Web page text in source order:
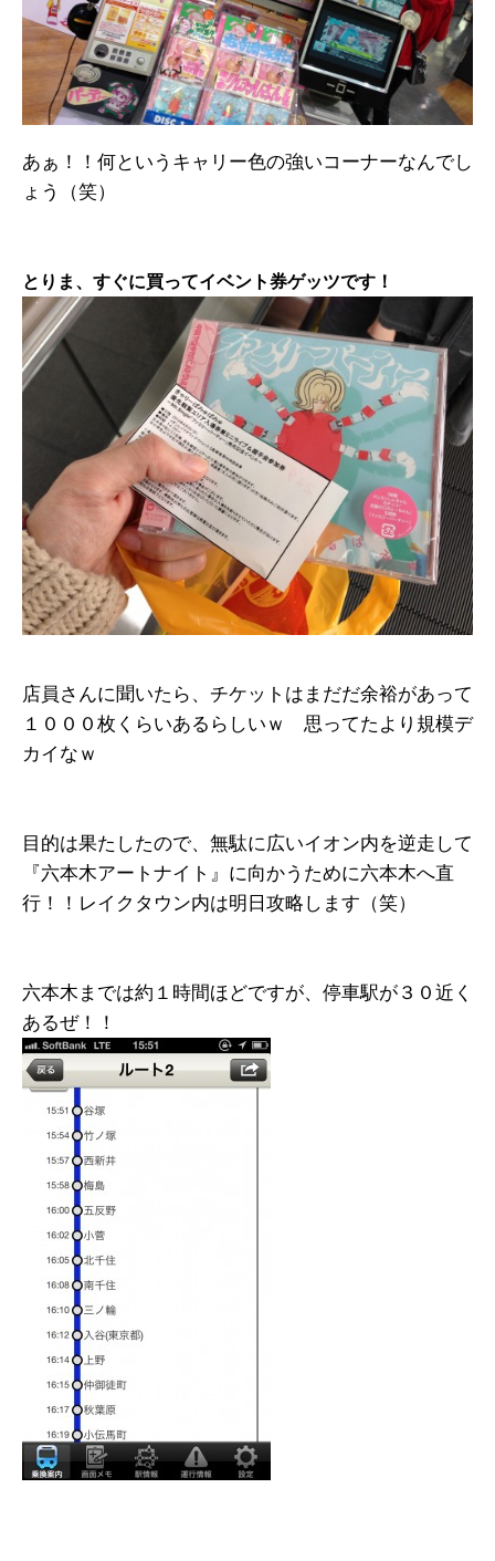
あぁ！！何というキャリー色の強いコーナーなんでし
ょう（笑）
とりま、すぐに買ってイベント券ゲッツです！
店員さんに聞いたら、チケットはまだだ余裕があって
１０００枚くらいあるらしいｗ 思ってたより規模デ
カイなｗ
目的は果たしたので、無駄に広いイオン内を逆走して
『六本木アートナイト』に向かうために六本木へ直
行！！レイクタウン内は明日攻略します（笑）
六本木までは約１時間ほどですが、停車駅が３０近く
あるぜ！！